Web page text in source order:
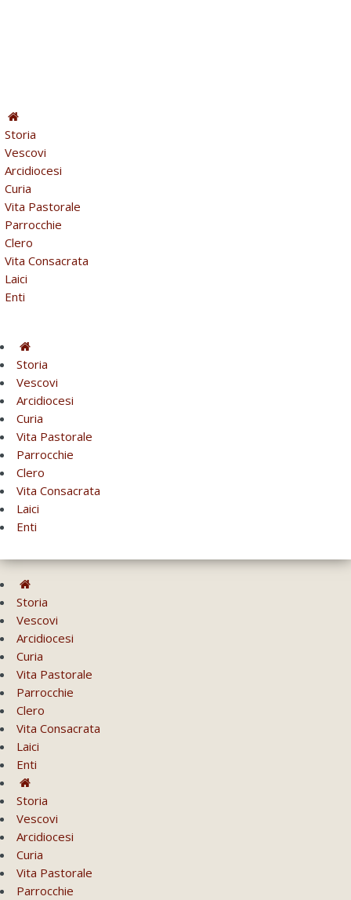
Storia
Vescovi
Arcidiocesi
Curia
Vita Pastorale
Parrocchie
Clero
Vita Consacrata
Laici
Enti
Storia
Vescovi
Arcidiocesi
Curia
Vita Pastorale
Parrocchie
Clero
Vita Consacrata
Laici
Enti
Storia
Vescovi
Arcidiocesi
Curia
Vita Pastorale
Parrocchie
Clero
Vita Consacrata
Laici
Enti
Storia
Vescovi
Arcidiocesi
Curia
Vita Pastorale
Parrocchie